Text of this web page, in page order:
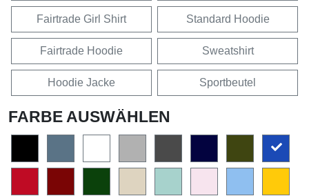
Fairtrade Girl Shirt Standard Hoodie
Fairtrade Hoodie Sweatshirt
Hoodie Jacke Sportbeutel
FARBE AUSWÄHLEN